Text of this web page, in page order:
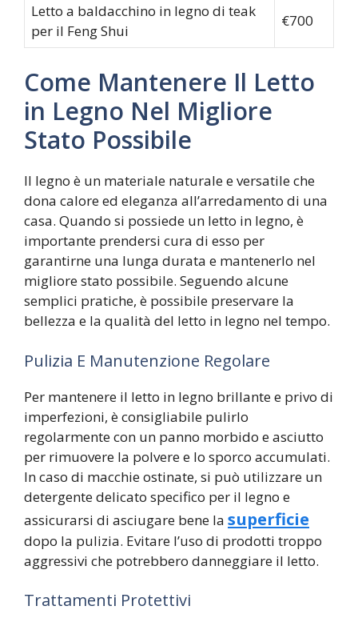
Letto a baldacchino in legno di teak
per il Feng Shui
€700
Come Mantenere Il Letto
in Legno Nel Migliore
Stato Possibile
Il legno è un materiale naturale e versatile che
dona calore ed eleganza all’arredamento di una
casa. Quando si possiede un letto in legno, è
importante prendersi cura di esso per
garantirne una lunga durata e mantenerlo nel
migliore stato possibile. Seguendo alcune
semplici pratiche, è possibile preservare la
bellezza e la qualità del letto in legno nel tempo.
Pulizia E Manutenzione Regolare
Per mantenere il letto in legno brillante e privo di
imperfezioni, è consigliabile pulirlo
regolarmente con un panno morbido e asciutto
per rimuovere la polvere e lo sporco accumulati.
In caso di macchie ostinate, si può utilizzare un
detergente delicato specifico per il legno e
assicurarsi di asciugare bene la superficie
dopo la pulizia. Evitare l’uso di prodotti troppo
aggressivi che potrebbero danneggiare il letto.
Trattamenti Protettivi